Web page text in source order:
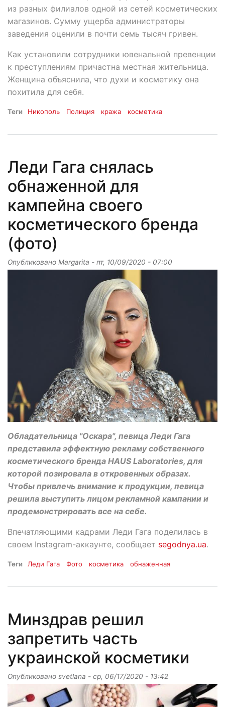
из разных филиалов одной из сетей косметических
магазинов. Сумму ущерба администраторы
заведения оценили в почти семь тысяч гривен.
Как установили сотрудники ювенальной превенции
к преступлениям причастна местная жительница.
Женщина объяснила, что духи и косметику она
похитила для себя.
Теги Никополь Полиция кража косметика
Леди Гага снялась
обнаженной для
кампейна своего
косметического бренда
(фото)
Опубликовано Margarita - пт, 10/09/2020 - 07:00
Обладательница "Оскара", певица Леди Гага
представила эффектную рекламу собственного
косметического бренда HAUS Laboratories, для
которой позировала в откровенных образах.
Чтобы привлечь внимание к продукции, певица
решила выступить лицом рекламной кампании и
продемонстрировать все на себе.
Впечатляющими кадрами Леди Гага поделилась в
своем Instagram-аккаунте, сообщает segodnya.ua.
Теги Леди Гага Фото косметика обнаженная
Минздрав решил
запретить часть
украинской косметики
Опубликовано svetlana - ср, 06/17/2020 - 13:42